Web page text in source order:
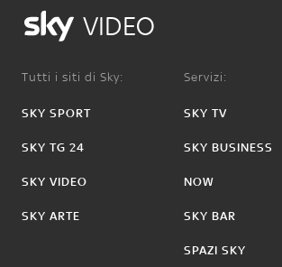
VIDEO
Tutti i siti di Sky:
SKY SPORT
SKY TG 24
SKY VIDEO
SKY ARTE
Servizi:
SKY TV
SKY BUSINESS
NOW
SKY BAR
SPAZI SKY